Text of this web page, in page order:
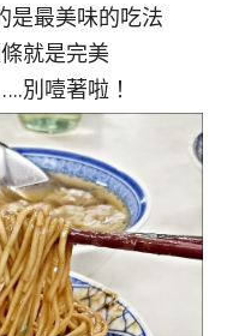
是最美味的吃法
就是完美
別噎著啦！